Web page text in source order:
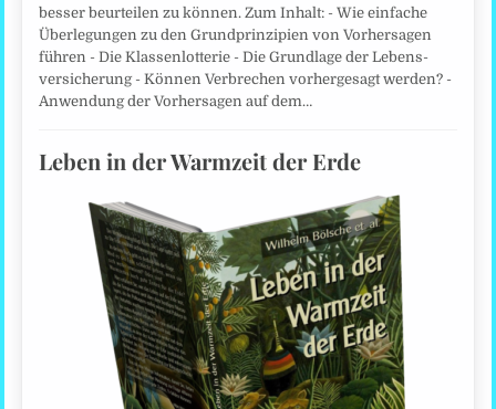
besser beurteilen zu können. Zum Inhalt: - Wie einfache
Überlegungen zu den Grundprinzipien von Vorhersagen
führen - Die Klassenlotterie - Die Grundlage der Lebens­
versicherung - Können Verbrechen vorhergesagt werden? -
Anwendung der Vorhersagen auf dem…
Leben in der Warmzeit der Erde